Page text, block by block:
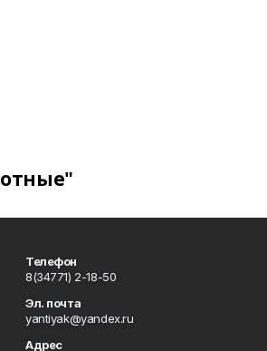
Телефон
8(34771) 2-18-50
Эл. почта
yantiyak@yandex.ru
Адрес